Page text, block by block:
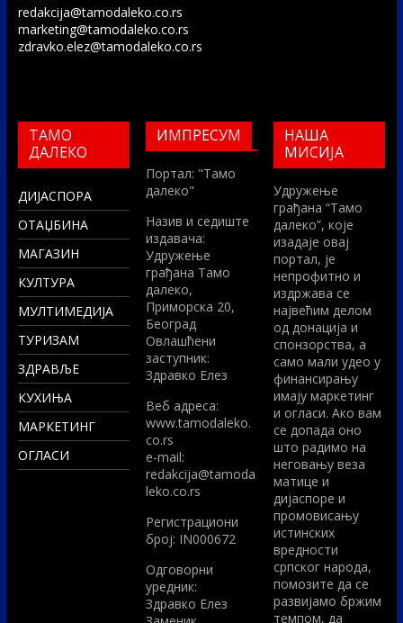
redakcija@tamodaleko.co.rs
marketing@tamodaleko.co.rs
zdravko.elez@tamodaleko.co.rs
ТАМО
ДАЛЕКО
ДИЈАСПОРА
ОТАЏБИНА
МАГАЗИН
КУЛТУРА
МУЛТИМЕДИЈА
ТУРИЗАМ
ЗДРАВЉЕ
КУХИЊА
МАРКЕТИНГ
ОГЛАСИ
ИМПРЕСУМ
Портал: "Тамо
далеко"
Назив и седиште
издавача:
Удружење
грађана Тамо
далеко,
Приморска 20,
Београд
Овлашћени
заступник:
Здравко Елез
Вeб адреса:
www.tamodaleko.
co.rs
e-mail:
redakcija@tamoda
leko.co.rs
Регистрациони
број: IN000672
Одговорни
уредник:
Здравко Елез
НАША
МИСИЈА
Удружење
грађана “Тамо
далеко”, које
изадаје овај
портал, је
непрофитно и
издржава се
највећим делом
од донација и
спонзорства, а
само мали удео у
финансирању
имају маркетинг
и огласи. Ако вам
се допада оно
што радимо на
неговању веза
матице и
дијаспоре и
промовисању
истинских
вредности
српског народа,
помозите да се
развијамо бржим
темпом, да